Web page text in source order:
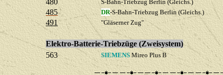
480 S-Bahn-Triebzug Berlin (Gleichs.)
485 DR-S-Bahn-Triebzug Berlin (Gleichs.)
491 "Gläserner Zug"
Elektro-Batterie-Triebzüge (Zweisystem)
563
SIEMENS Mireo Plus B